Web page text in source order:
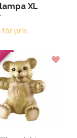
XL
för pris